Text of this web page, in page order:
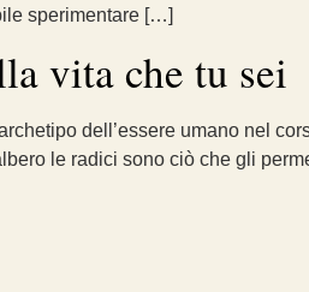
sperimentare […]
vita che tu sei
dell’essere umano nel
le radici sono ciò che gli